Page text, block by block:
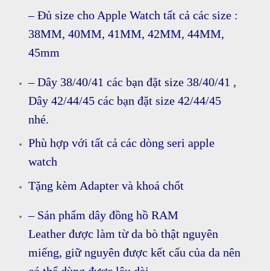
– Đủ size cho Apple Watch tất cả các size :
38MM, 40MM, 41MM, 42MM, 44MM,
45mm
– Dây 38/40/41 các bạn đặt size 38/40/41 ,
Dây 42/44/45 các bạn đặt size 42/44/45
nhé.
Phù hợp với tất cả các dòng seri apple
watch
Tặng kèm Adapter và khoá chốt
– Sản phẩm dây đồng hồ RAM
Leather được làm từ da bò thật nguyên
miếng, giữ nguyên được kết cấu của da nên